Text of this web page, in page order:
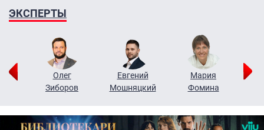
ЭКСПЕРТЫ
Олег
Зиборов
Евгений
Мошняцкий
Мария
Фомина